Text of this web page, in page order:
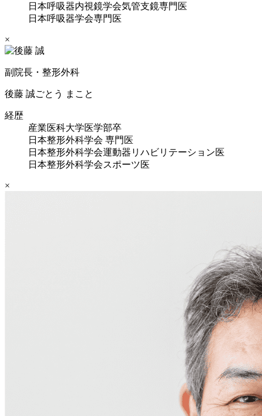
日本呼吸器内視鏡学会気管支鏡専門医
日本呼吸器学会専門医
×
副院長・整形外科
後藤 誠ごとう まこと
経歴
産業医科大学医学部卒
日本整形外科学会 専門医
日本整形外科学会運動器リハビリテーション医
日本整形外科学会スポーツ医
×